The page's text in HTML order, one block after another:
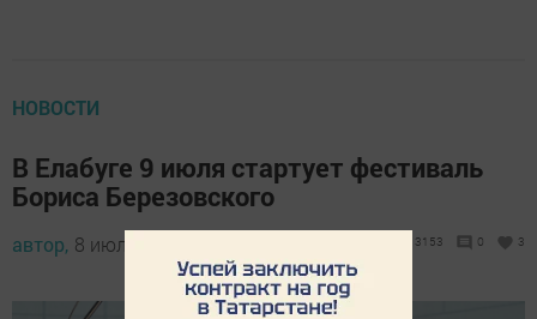
НОВОСТИ
В Елабуге 9 июля стартует фестиваль
Бориса Березовского
автор, 8 июля 2026 - 15:00 3153 0 3